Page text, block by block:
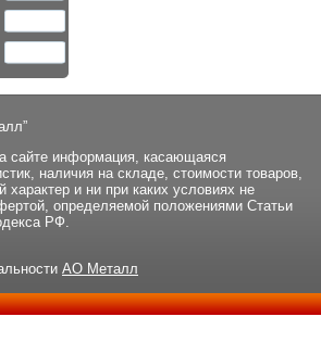
сайте информация, касающаяся
наличия на складе, стоимости товаров,
характер и ни при каких условиях не
определяемой положениями Статьи
РФ.
АО Металл